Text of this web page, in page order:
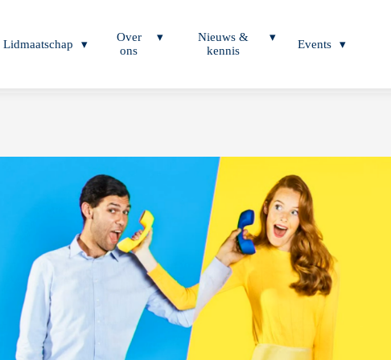
Lidmaatschap
Over
ons
Nieuws &
kennis
Events